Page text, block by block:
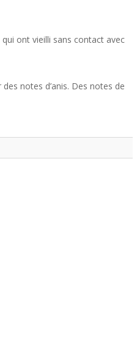
ont vieilli sans contact avec
notes d’anis. Des notes de